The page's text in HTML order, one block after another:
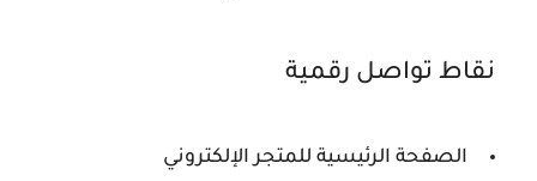
نقاط تواصل رقمية
الصفحة الرئيسية للمتجر الإلكتروني